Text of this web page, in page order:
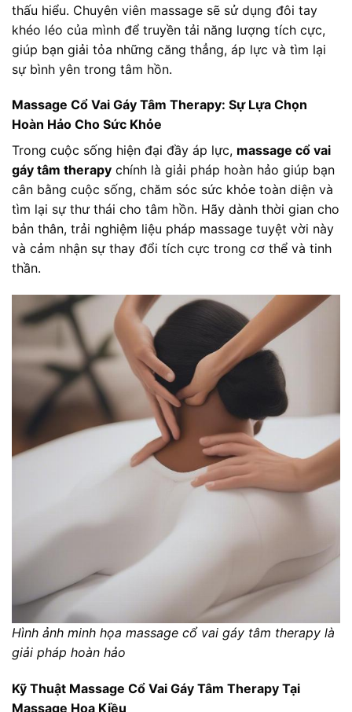
thấu hiểu. Chuyên viên massage sẽ sử dụng đôi tay
khéo léo của mình để truyền tải năng lượng tích cực,
giúp bạn giải tỏa những căng thẳng, áp lực và tìm lại
sự bình yên trong tâm hồn.
Massage Cổ Vai Gáy Tâm Therapy: Sự Lựa Chọn
Hoàn Hảo Cho Sức Khỏe
Trong cuộc sống hiện đại đầy áp lực, massage cổ vai
gáy tâm therapy chính là giải pháp hoàn hảo giúp bạn
cân bằng cuộc sống, chăm sóc sức khỏe toàn diện và
tìm lại sự thư thái cho tâm hồn. Hãy dành thời gian cho
bản thân, trải nghiệm liệu pháp massage tuyệt vời này
và cảm nhận sự thay đổi tích cực trong cơ thể và tinh
thần.
Hình ảnh minh họa massage cổ vai gáy tâm therapy là
giải pháp hoàn hảo
Kỹ Thuật Massage Cổ Vai Gáy Tâm Therapy Tại
Massage Hoa Kiều